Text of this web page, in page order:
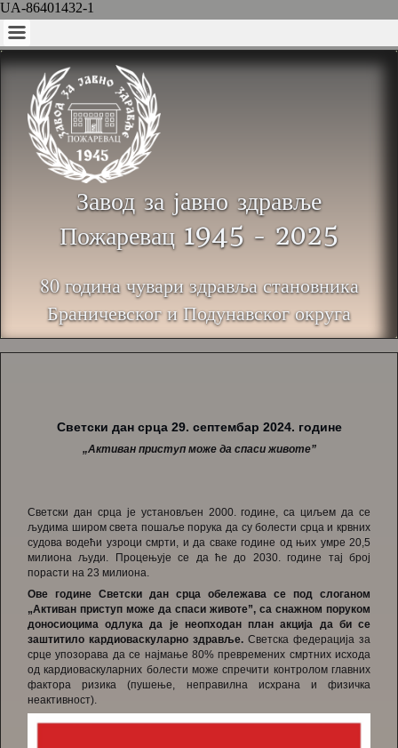
UA-86401432-1
Завод за јавно здравље
Пожаревац 1945 - 2025
80 година чувари здравља становника
Браничевског и Подунавског округа
Светски дан срца 29. септембар 2024. године
„Активан приступ може да спаси животе”
Светски дан срца је установљен 2000. године, са циљем да се
људима широм света пошаље порука да су болести срца и крвних
судова водећи узроци смрти, и да сваке године од њих умре 20,5
милиона људи. Процењује се да ће до 2030. године тај број
порасти на 23 милиона.
Ове године Светски дан срца обележава се под слоганом
„Активан приступ може да спаси животе”, са снажном поруком
доносиоцима одлука да је неопходан план акција да би се
заштитило кардиоваскуларно здравље. Светска федерација за
срце упозорава да се најмање 80% превремених смртних исхода
од кардиоваскуларних болести може спречити контролом главних
фактора ризика (пушење, неправилна исхрана и физичка
неактивност).